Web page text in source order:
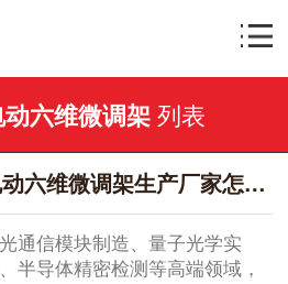
六维微调架列表
电动六维微调架生产厂家怎么选？三个实用维度帮你避开采购陷阱
通信模块制造、量子光学实
半导体精密检测等高端领域，